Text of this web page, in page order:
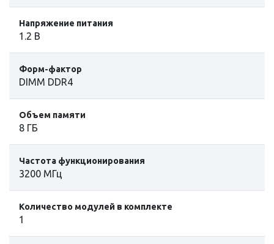
Напряжение питания
1.2 В
Форм-фактор
DIMM DDR4
Объем памяти
8 ГБ
Частота функционирования
3200 МГц
Количество модулей в комплекте
1